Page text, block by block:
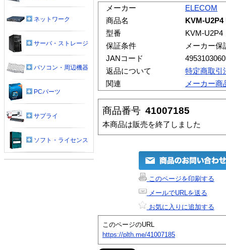
メーカー
ELECOM
商品名
KVM-
型番
KVM-U2P4
保証条件
メーカー保
JANコード
返品について
特定商取引
関連
メーカー商
商品番号 41007185
本商品は販売を終了しました
このページを印刷する
メールでURLを送る
お気に入りに追加する
このページのURL
https://plth.me/41007185
ネットワーク
サーバ・ストレージ
パソコン・周辺機器
PCパーツ
サプライ
ソフト・ライセンス